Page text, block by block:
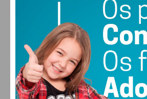
SÁB DOM
29°
SEG